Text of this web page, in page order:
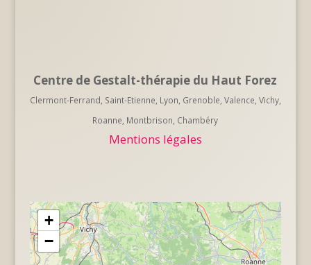
Centre de Gestalt-thérapie du Haut Forez
Clermont-Ferrand, Saint-Etienne, Lyon, Grenoble, Valence, Vichy,
Roanne, Montbrison, Chambéry
Mentions légales
+
−